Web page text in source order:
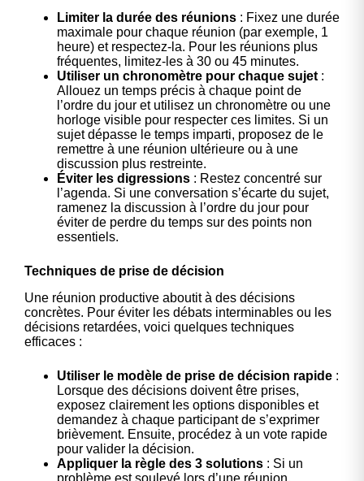
Limiter la durée des réunions : Fixez une durée
maximale pour chaque réunion (par exemple, 1
heure) et respectez-la. Pour les réunions plus
fréquentes, limitez-les à 30 ou 45 minutes.
Utiliser un chronomètre pour chaque sujet :
Allouez un temps précis à chaque point de
l’ordre du jour et utilisez un chronomètre ou une
horloge visible pour respecter ces limites. Si un
sujet dépasse le temps imparti, proposez de le
remettre à une réunion ultérieure ou à une
discussion plus restreinte.
Éviter les digressions : Restez concentré sur
l’agenda. Si une conversation s’écarte du sujet,
ramenez la discussion à l’ordre du jour pour
éviter de perdre du temps sur des points non
essentiels.
Techniques de prise de décision
Une réunion productive aboutit à des décisions
concrètes. Pour éviter les débats interminables ou les
décisions retardées, voici quelques techniques
efficaces :
Utiliser le modèle de prise de décision rapide :
Lorsque des décisions doivent être prises,
exposez clairement les options disponibles et
demandez à chaque participant de s’exprimer
brièvement. Ensuite, procédez à un vote rapide
pour valider la décision.
Appliquer la règle des 3 solutions : Si un
problème est soulevé lors d’une réunion,